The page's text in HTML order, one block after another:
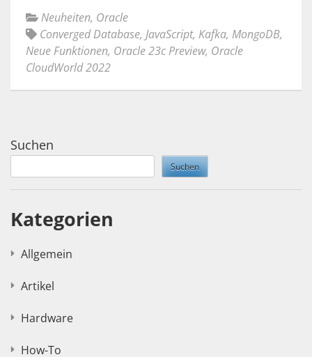
Neuheiten, Oracle
Converged Database, JavaScript, Kafka, MongoDB,
Neue Funktionen, Oracle 23c Preview, Oracle
CloudWorld 2022
Suchen
Suchen
Kategorien
Allgemein
Artikel
Hardware
How-To